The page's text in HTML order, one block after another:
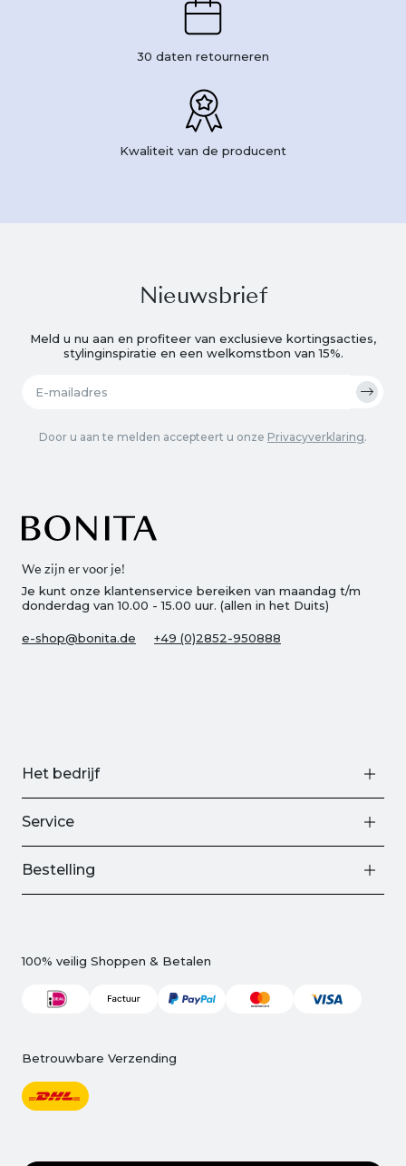
30 daten retourneren
Kwaliteit van de producent
We zijn er voor je!
Je kunt onze klantenservice bereiken van maandag t/m
donderdag van 10.00 - 15.00 uur. (allen in het Duits)
e-shop@bonita.de +49 (0)2852-950888
Nieuwsbrief
Meld u nu aan en profiteer van exclusieve kortingsacties,
stylinginspiratie en een welkomstbon van 15%.
Door u aan te melden accepteert u onze Privacyverklaring.
Het bedrijf
Service
Bestelling
100% veilig Shoppen & Betalen
Betrouwbare Verzending